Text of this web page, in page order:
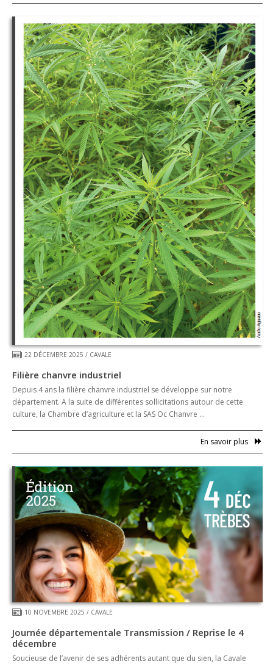
22 DÉCEMBRE 2025 / CAVALE
Filière chanvre industriel
Depuis 4 ans la filière chanvre industriel se développe sur notre
département. A la suite de différentes sollicitations autour de cette
culture, la Chambre d’agriculture et la SAS Oc Chanvre …
En savoir plus
10 NOVEMBRE 2025 / CAVALE
Journée départementale Transmission / Reprise le 4
décembre
Soucieuse de l’avenir de ses adhérents autant que du sien, la Cavale